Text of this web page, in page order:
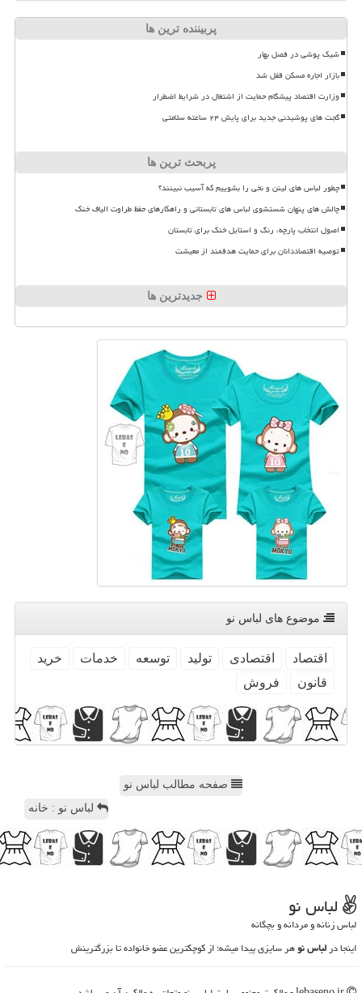
پربیننده ترین ها
شیک پوشی در فصل بهار
بازار اجاره مسکن قفل شد
وزارت اقتصاد پیشگام حمایت از اشتغال در شرایط اضطرار
گجت های پوشیدنی جدید برای پایش ۲۴ ساعته سلامتی
پربحث ترین ها
چطور لباس های لینن و نخی را بشوییم که آسیب نبینند؟
چالش های پنهان شستشوی لباس های تابستانی و راهکارهای حفظ طراوت الیاف خنک
اصول انتخاب پارچه، رنگ و استایل خنک برای تابستان
توصیه اقتصاددانان برای حمایت هدفمند از معیشت
جدیدترین ها
موضوع های لباس نو
اقتصاد اقتصادی تولید توسعه خدمات
خرید
قانون
فروش
صفحه مطالب لباس نو
لباس نو : خانه
لباس نو
لباس زنانه و مردانه و بچگانه
اینجا درلباس نوهر سایزی پیدا میشه؛ از کوچکترین عضو خانواده تا بزرگترینش